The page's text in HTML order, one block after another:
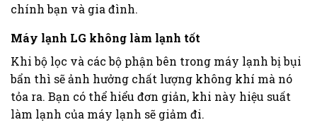
chính bạn và gia đình.
Máy lạnh LG không làm lạnh tốt
Khi bộ lọc và các bộ phận bên trong máy lạnh bị bụi
bẩn thì sẽ ảnh hưởng chất lượng không khí mà nó
tỏa ra. Bạn có thể hiểu đơn giản, khi này hiệu suất
làm lạnh của máy lạnh sẽ giảm đi.